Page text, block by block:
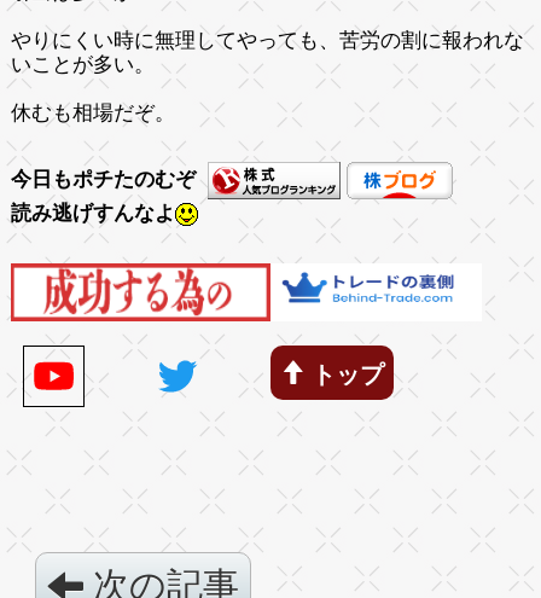
やりにくい時に無理してやっても、苦労の割に報われな
いことが多い。
休むも相場だぞ。
今日もポチたのむぞ
読み逃げすんなよ
トップ
次の記事